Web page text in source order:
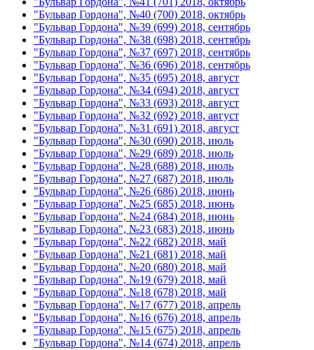
"Бульвар Гордона", №40 (700) 2018, октябрь
"Бульвар Гордона", №39 (699) 2018, сентябрь
"Бульвар Гордона", №38 (698) 2018, сентябрь
"Бульвар Гордона", №37 (697) 2018, сентябрь
"Бульвар Гордона", №36 (696) 2018, сентябрь
"Бульвар Гордона", №35 (695) 2018, август
"Бульвар Гордона", №34 (694) 2018, август
"Бульвар Гордона", №33 (693) 2018, август
"Бульвар Гордона", №32 (692) 2018, август
"Бульвар Гордона", №31 (691) 2018, август
"Бульвар Гордона", №30 (690) 2018, июль
"Бульвар Гордона", №29 (689) 2018, июль
"Бульвар Гордона", №28 (688) 2018, июль
"Бульвар Гордона", №27 (687) 2018, июль
"Бульвар Гордона", №26 (686) 2018, июнь
"Бульвар Гордона", №25 (685) 2018, июнь
"Бульвар Гордона", №24 (684) 2018, июнь
"Бульвар Гордона", №23 (683) 2018, июнь
"Бульвар Гордона", №22 (682) 2018, май
"Бульвар Гордона", №21 (681) 2018, май
"Бульвар Гордона", №20 (680) 2018, май
"Бульвар Гордона", №19 (679) 2018, май
"Бульвар Гордона", №18 (678) 2018, май
"Бульвар Гордона", №17 (677) 2018, апрель
"Бульвар Гордона", №16 (676) 2018, апрель
"Бульвар Гордона", №15 (675) 2018, апрель
"Бульвар Гордона", №14 (674) 2018, апрель